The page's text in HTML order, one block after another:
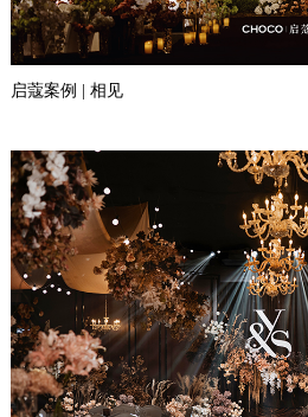
启蔻案例 | 相见